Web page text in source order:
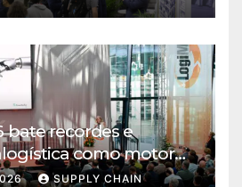
bate recordes e
como motor
tempos de incerteza
SUPPLY CHAIN